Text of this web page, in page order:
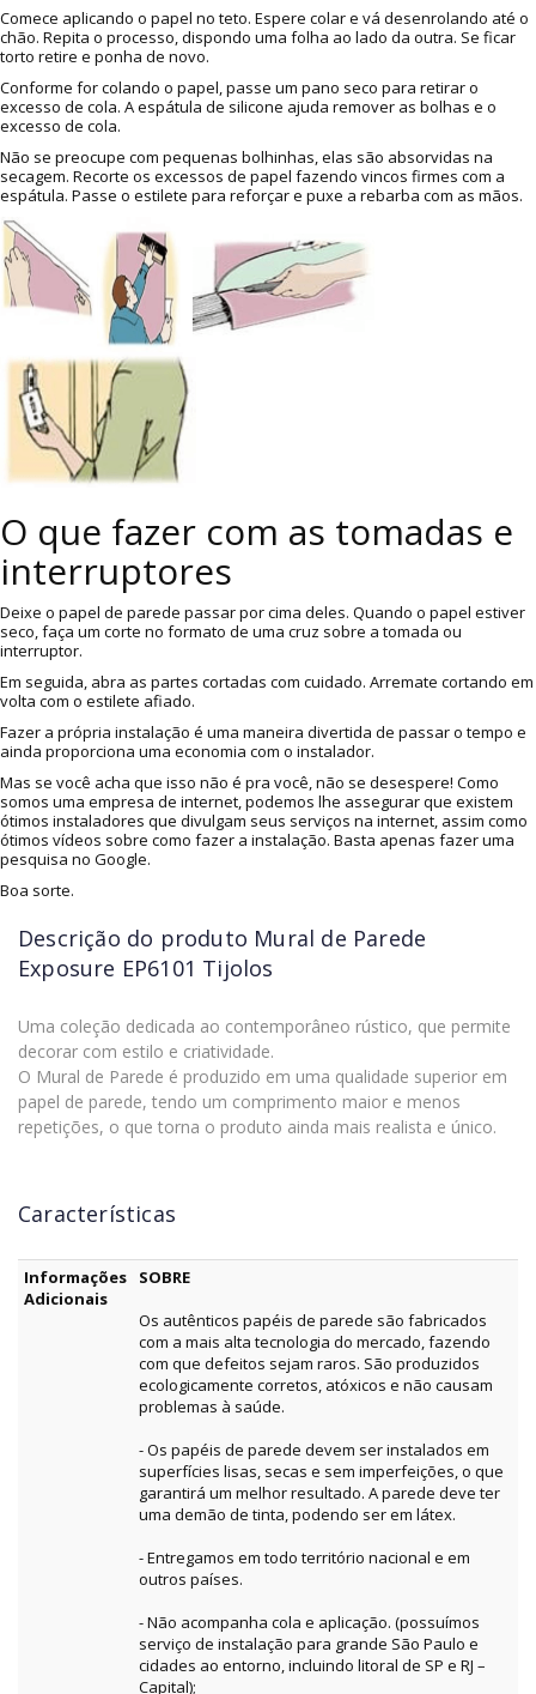
Comece aplicando o papel no teto. Espere colar e vá desenrolando até o
chão. Repita o processo, dispondo uma folha ao lado da outra. Se ficar
torto retire e ponha de novo.
Conforme for colando o papel, passe um pano seco para retirar o
excesso de cola. A espátula de silicone ajuda remover as bolhas e o
excesso de cola.
Não se preocupe com pequenas bolhinhas, elas são absorvidas na
secagem. Recorte os excessos de papel fazendo vincos firmes com a
espátula. Passe o estilete para reforçar e puxe a rebarba com as mãos.
O que fazer com as tomadas e
interruptores
Deixe o papel de parede passar por cima deles. Quando o papel estiver
seco, faça um corte no formato de uma cruz sobre a tomada ou
interruptor.
Em seguida, abra as partes cortadas com cuidado. Arremate cortando em
volta com o estilete afiado.
Fazer a própria instalação é uma maneira divertida de passar o tempo e
ainda proporciona uma economia com o instalador.
Mas se você acha que isso não é pra você, não se desespere! Como
somos uma empresa de internet, podemos lhe assegurar que existem
ótimos instaladores que divulgam seus serviços na internet, assim como
ótimos vídeos sobre como fazer a instalação. Basta apenas fazer uma
pesquisa no Google.
Boa sorte.
Descrição do produto Mural de Parede
Exposure EP6101 Tijolos
Uma coleção dedicada ao contemporâneo rústico, que permite
decorar com estilo e criatividade.
O Mural de Parede é produzido em uma qualidade superior em
papel de parede, tendo um comprimento maior e menos
repetições, o que torna o produto ainda mais realista e único.
Características
Informações
Adicionais
SOBRE
Os autênticos papéis de parede são fabricados
com a mais alta tecnologia do mercado, fazendo
com que defeitos sejam raros. São produzidos
ecologicamente corretos, atóxicos e não causam
problemas à saúde.
- Os papéis de parede devem ser instalados em
superfícies lisas, secas e sem imperfeições, o que
garantirá um melhor resultado. A parede deve ter
uma demão de tinta, podendo ser em látex.
- Entregamos em todo território nacional e em
outros países.
- Não acompanha cola e aplicação. (possuímos
serviço de instalação para grande São Paulo e
cidades ao entorno, incluindo litoral de SP e RJ –
Capital);